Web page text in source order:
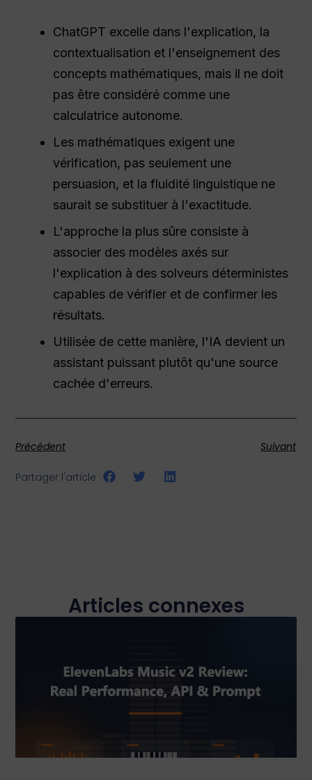
ChatGPT excelle dans l'explication, la
contextualisation et l'enseignement des
concepts mathématiques, mais il ne doit
pas être considéré comme une
calculatrice autonome.
Les mathématiques exigent une
vérification, pas seulement une
persuasion, et la fluidité linguistique ne
saurait se substituer à l'exactitude.
L'approche la plus sûre consiste à
associer des modèles axés sur
l'explication à des solveurs déterministes
capables de vérifier et de confirmer les
résultats.
Utilisée de cette manière, l'IA devient un
assistant puissant plutôt qu'une source
cachée d'erreurs.
Précédent Suivant
Partager l'article :
Articles connexes